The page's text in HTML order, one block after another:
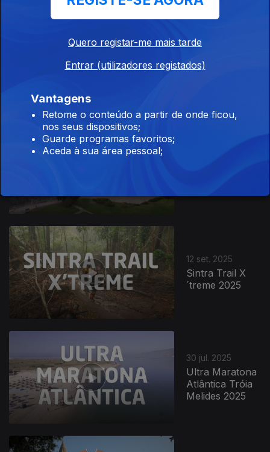
18 set. 2025
Trail Encostas
12 set. 2025
Sintra Trail X
´treme 2025
30 jul. 2025
Ultra Maratona
Atlântica Tróia
Melides 2025
Quero registar-me mais tarde
Entrar (utilizadores registados)
Vantagens
Retome o conteúdo a partir de onde ficou,
nos seus dispositivos;
Guarde programas favoritos;
Aceda à sua área pessoal;